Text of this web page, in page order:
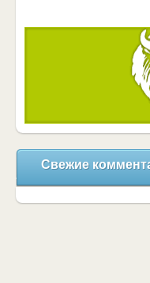
Свежие